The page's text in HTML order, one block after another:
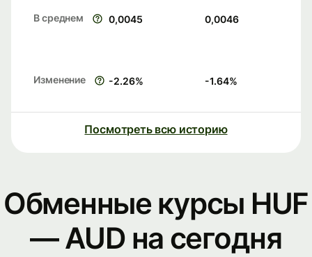
В среднем 0,0045 0,0046
Изменение -2.26% -1.64%
Посмотреть всю историю
Обменные курсы HUF
— AUD на сегодня